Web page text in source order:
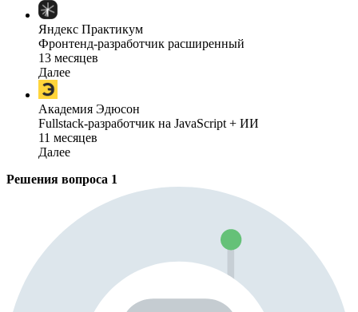
Яндекс Практикум
Фронтенд-разработчик расширенный
13 месяцев
Далее
Академия Эдюсон
Fullstack-разработчик на JavaScript + ИИ
11 месяцев
Далее
Решения вопроса 1